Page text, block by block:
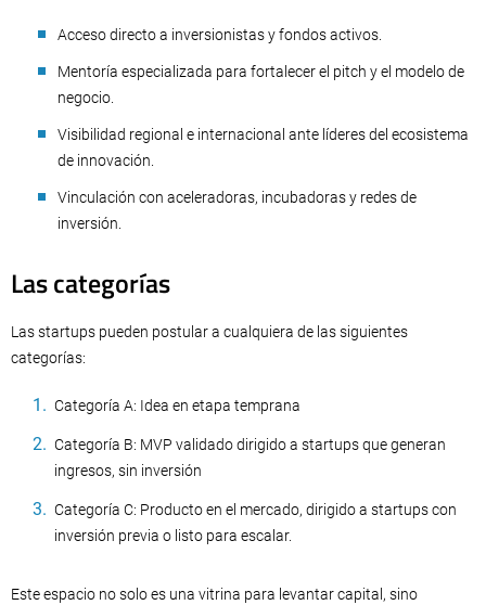
Acceso directo a inversionistas y fondos activos.
Mentoría especializada para fortalecer el pitch y el modelo de
negocio.
Visibilidad regional e internacional ante líderes del ecosistema
de innovación.
Vinculación con aceleradoras, incubadoras y redes de
inversión.
Las categorías
Las startups pueden postular a cualquiera de las siguientes
categorías:
Categoría A: Idea en etapa temprana
Categoría B: MVP validado dirigido a startups que generan
ingresos, sin inversión
Categoría C: Producto en el mercado, dirigido a startups con
inversión previa o listo para escalar.
Este espacio no solo es una vitrina para levantar capital, sino